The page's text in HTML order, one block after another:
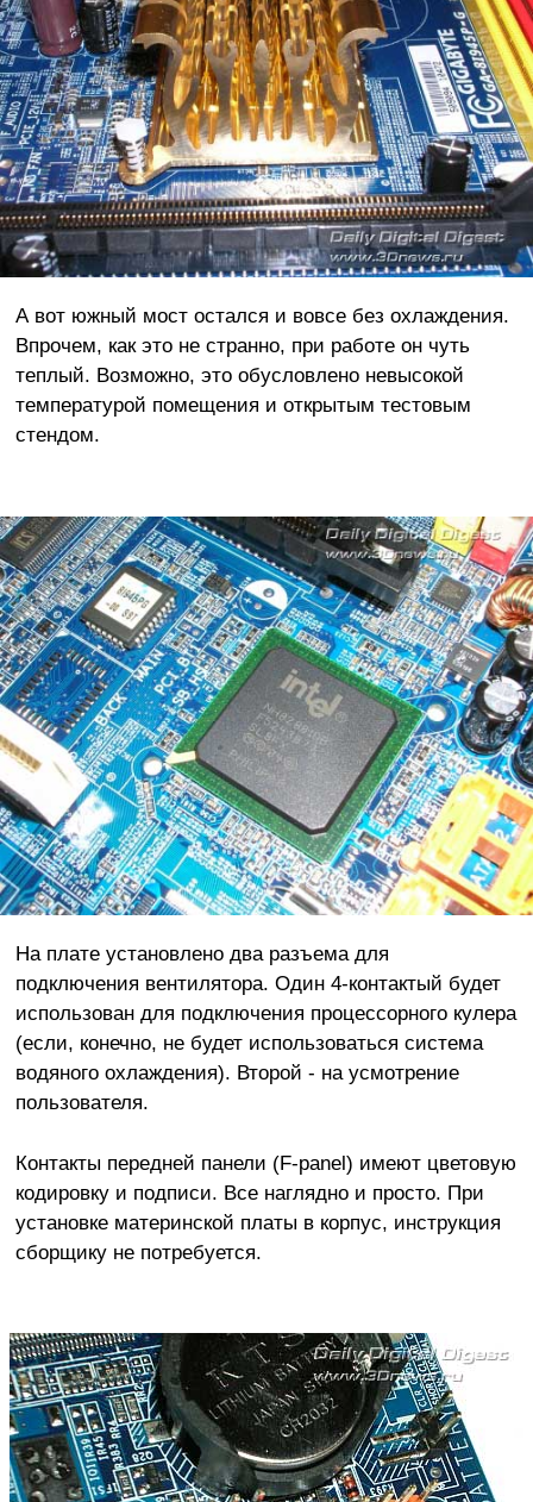
А вот южный мост остался и вовсе без охлаждения.
Впрочем, как это не странно, при работе он чуть
теплый. Возможно, это обусловлено невысокой
температурой помещения и открытым тестовым
стендом.
На плате установлено два разъема для
подключения вентилятора. Один 4-контактый будет
использован для подключения процессорного кулера
(если, конечно, не будет использоваться система
водяного охлаждения). Второй - на усмотрение
пользователя.
Контакты передней панели (F-panel) имеют цветовую
кодировку и подписи. Все наглядно и просто. При
установке материнской платы в корпус, инструкция
сборщику не потребуется.